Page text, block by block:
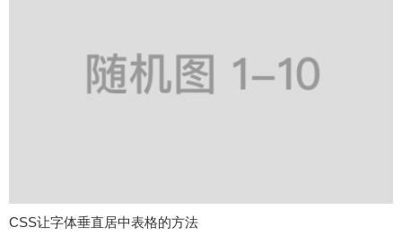
CSS让字体垂直居中表格的方法